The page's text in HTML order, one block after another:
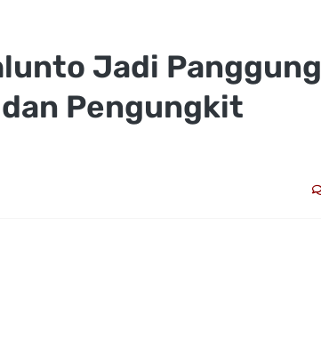
Jadi Panggung
Pengungkit